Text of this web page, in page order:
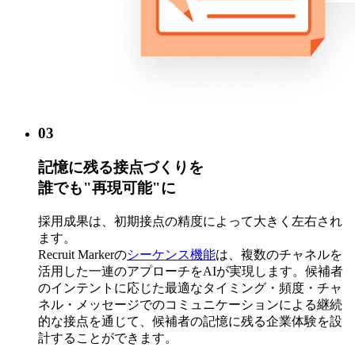
03
記憶に残る接点づくりを
誰でも"再現可能"に
採用成果は、初期接点の精度によって大きく左右され
ます。
Recruit Markerのシーケンス機能は、複数のチャネルを
活用した一連のアプローチをAIが実現します。候補者
のインテントに応じた最適なタイミング・頻度・チャ
ネル・メッセージでのコミュニケーションによる継続
的な接点を通じて、候補者の記憶に残る企業体験を設
計することができます。